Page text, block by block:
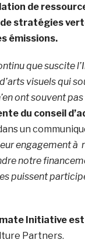
de
stratégies
émissions.
que suscite
visuels qui
ont souvent pas
du conseil
un
engagement à
notre
puissent
Initiative
Partners.